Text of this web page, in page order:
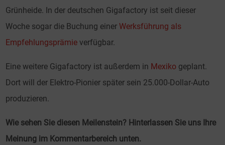
Grünheide. In der deutschen Gigafactory ist seit dieser
Woche sogar die Buchung einerWerksführung als
Empfehlungsprämie verfügbar.
Eine weitere Gigafactory ist außerdem in Mexiko geplant.
Dort will der Elektro-Pionier später sein 25.000-Dollar-Auto
produzieren.
Wie sehen Sie diesen Meilenstein? Hinterlassen Sie uns Ihre
Meinung im Kommentarbereich unten.